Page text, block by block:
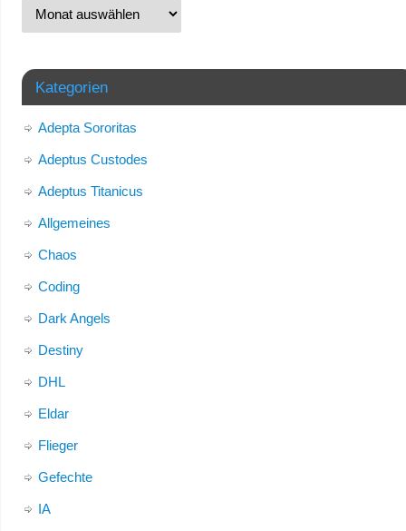
Kategorien
Adepta Sororitas
Adeptus Custodes
Adeptus Titanicus
Allgemeines
Chaos
Coding
Dark Angels
Destiny
DHL
Eldar
Flieger
Gefechte
IA